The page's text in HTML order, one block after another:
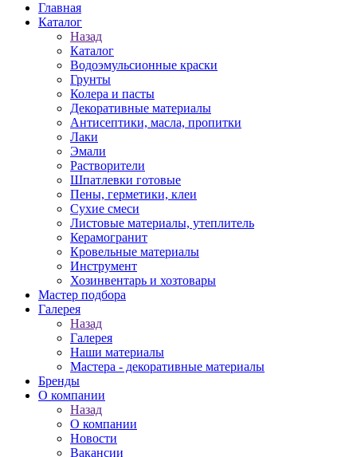
Главная
Каталог
Назад
Каталог
Водоэмульсионные краски
Грунты
Колера и пасты
Декоративные материалы
Антисептики, масла, пропитки
Лаки
Эмали
Растворители
Шпатлевки готовые
Пены, герметики, клеи
Сухие смеси
Листовые материалы, утеплитель
Керамогранит
Кровельные материалы
Инструмент
Хозинвентарь и хозтовары
Мастер подбора
Галерея
Назад
Галерея
Наши материалы
Мастера - декоративные материалы
Бренды
О компании
Назад
О компании
Новости
Вакансии